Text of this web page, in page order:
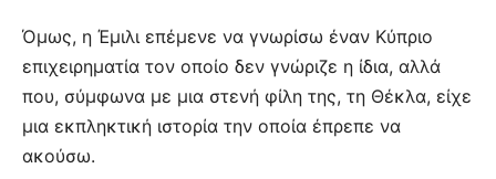
Όμως, η Έμιλι επέμενε να γνωρίσω έναν Κύπριο
επιχειρηματία τον οποίο δεν γνώριζε η ίδια, αλλά
που, σύμφωνα με μια στενή φίλη της, τη Θέκλα, είχε
μια εκπληκτική ιστορία την οποία έπρεπε να
ακούσω.